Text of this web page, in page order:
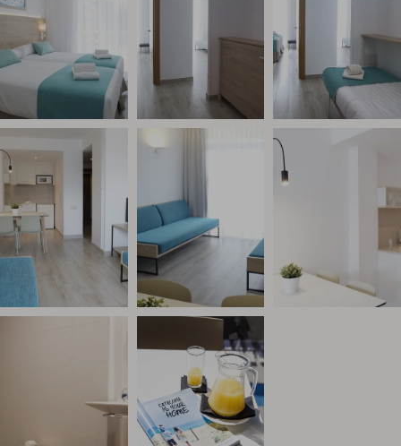
Link to Photo4, un salón con televisión y sofá
Link to Photo5, una habitación con un
Link to Photo6,
Link to Photo7, un baño con taburete y lavabo
Link to Photo8, una jarra de zumo de